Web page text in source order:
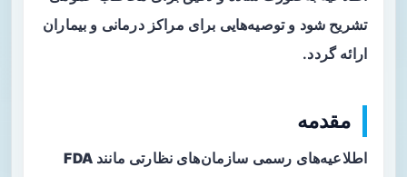
تشریح شود و توصیه‌هایی برای مراکز درمانی و بیماران
ارائه گردد.
مقدمه
اطلاعیه‌های رسمی سازمان‌های نظارتی مانندFDA